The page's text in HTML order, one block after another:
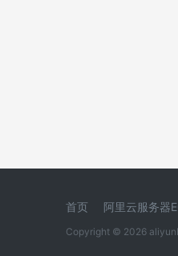
首页 阿里云服务器
Copyright © 2026